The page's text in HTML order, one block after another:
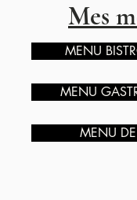
Mes
MENU
MENU
MENU